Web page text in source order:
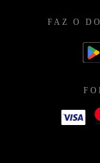
FAZ O